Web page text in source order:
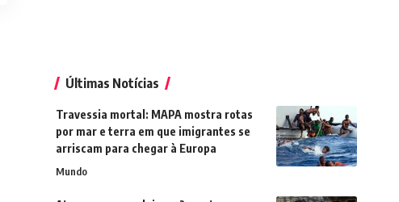
Últimas Notícias
Travessia mortal: MAPA mostra rotas
por mar e terra em que imigrantes se
arriscam para chegar à Europa
Mundo